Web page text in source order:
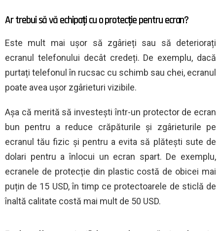
Ar trebui să vă echipați cu o protecție pentru ecran?
Este mult mai ușor să zgârieți sau să deteriorați
ecranul telefonului decât credeți. De exemplu, dacă
purtați telefonul în rucsac cu schimb sau chei, ecranul
poate avea ușor zgârieturi vizibile.
Așa că merită să investești într-un protector de ecran
bun pentru a reduce crăpăturile și zgârieturile pe
ecranul tău fizic și pentru a evita să plătești sute de
dolari pentru a înlocui un ecran spart. De exemplu,
ecranele de protecție din plastic costă de obicei mai
puțin de 15 USD, în timp ce protectoarele de sticlă de
înaltă calitate costă mai mult de 50 USD.